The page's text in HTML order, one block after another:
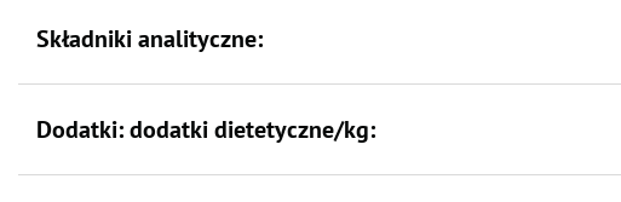
Składniki analityczne:
Dodatki: dodatki dietetyczne/kg: